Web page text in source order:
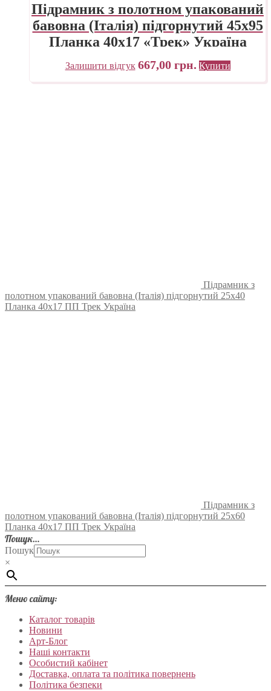
Підрамник з полотном упакований
бавовна (Італія) підгорнутий 45х95
Планка 40х17 «Трек» Україна
Залишити відгук 667,00 грн. Купити
Підрамник з
полотном упакований бавовна (Італія) підгорнутий 25х40
Планка 40х17 ПП Трек Україна
Підрамник з
полотном упакований бавовна (Італія) підгорнутий 25х60
Планка 40х17 ПП Трек Україна
Пошук…
Пошук
×
Меню сайту:
Каталог товарів
Новини
Арт-Блог
Наші контакти
Особистий кабінет
Доставка, оплата та політика повернень
Політика безпеки